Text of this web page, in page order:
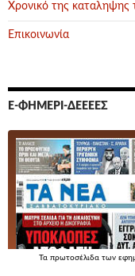
Χρονικό της καταληψης
Επικοινωνία
Ε-ΦΗΜΕΡΊ-ΔΕΕΕΕΣ
Τα πρωτοσέλιδα των